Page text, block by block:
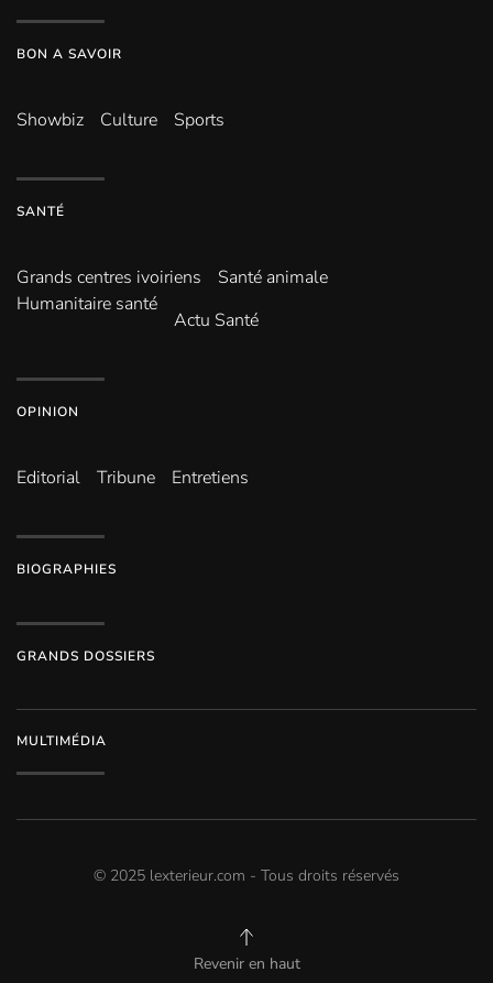
BON A SAVOIR
Showbiz Culture Sports
SANTÉ
Grands centres ivoiriens
Santé animale
Humanitaire santé
Actu Santé
OPINION
Editorial Tribune Entretiens
BIOGRAPHIES
GRANDS DOSSIERS
MULTIMÉDIA
© 2025 lexterieur.com - Tous droits réservés
Revenir en haut